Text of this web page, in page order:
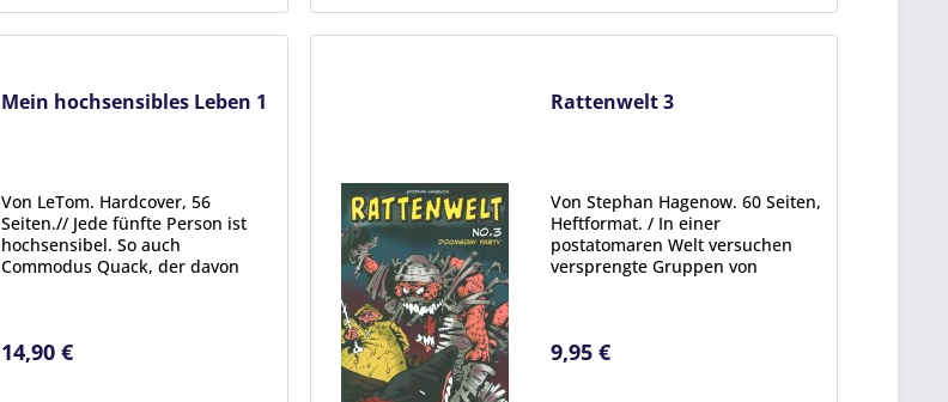
Mein hochsensibles Leben 1
Von LeTom. Hardcover, 56
Seiten.// Jede fünfte Person ist
hochsensibel. So auch
Commodus Quack, der davon
trotzdem gerne an der Konsole
14,90 €
Rattenwelt 3
Von Stephan Hagenow. 60 Seiten,
Heftformat. / In einer
postatomaren Welt versuchen
versprengte Gruppen von
Herrscher sind nunmehr nicht...
9,95 €